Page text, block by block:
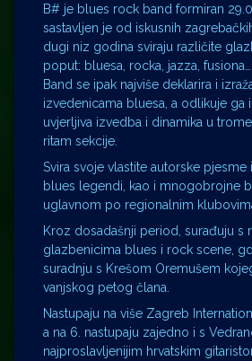
B# je blues rock band formiran
sastavljen je od iskusnih
dugi niz godina sviraju različite
poput: bluesa, rocka, jazza, fusiona…
Band se ipak najviše deklarira i
izvedenicama bluesa, a odlikuje ga
uvjerljiva izvedba i dinamika u
ritam sekcije.
Svira svoje vlastite autorske pjesme
blues legendi, kao i mnogobrojne
uglavnom po regionalnim
Kroz dosadašnji period, surađuju s
glazbenicima blues i rock scene,
suradnju s Krešom Oremušem
vanjskog petog člana.
Nastupaju na više Zagreb
a na 6. nastupaju zajedno i s
najproslavljenijim hrvatskim